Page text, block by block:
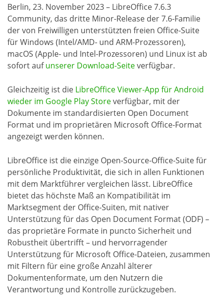
Berlin, 23. November 2023 – LibreOffice 7.6.3
Community, das dritte Minor-Release der 7.6-Familie
der von Freiwilligen unterstützten freien Office-Suite
für Windows (Intel/AMD- und ARM-Prozessoren),
macOS (Apple- und Intel-Prozessoren) und Linux ist ab
sofort aufunserer Download-Seiteverfügbar.
Gleichzeitig ist die LibreOffice Viewer-App für Android
wieder im Google Play Storeverfügbar, mit der
Dokumente im standardisierten Open Document
Format und im proprietären Microsoft Office-Format
angezeigt werden können.
LibreOffice ist die einzige Open-Source-Office-Suite für
persönliche Produktivität, die sich in allen Funktionen
mit dem Marktführer vergleichen lässt. LibreOffice
bietet das höchste Maß an Kompatibilität im
Marktsegment der Office-Suiten, mit nativer
Unterstützung für das Open Document Format (ODF) –
das proprietäre Formate in puncto Sicherheit und
Robustheit übertrifft – und hervorragender
Unterstützung für Microsoft Office-Dateien, zusammen
mit Filtern für eine große Anzahl älterer
Dokumentenformate, um den Nutzern die
Verantwortung und Kontrolle zurückzugeben.